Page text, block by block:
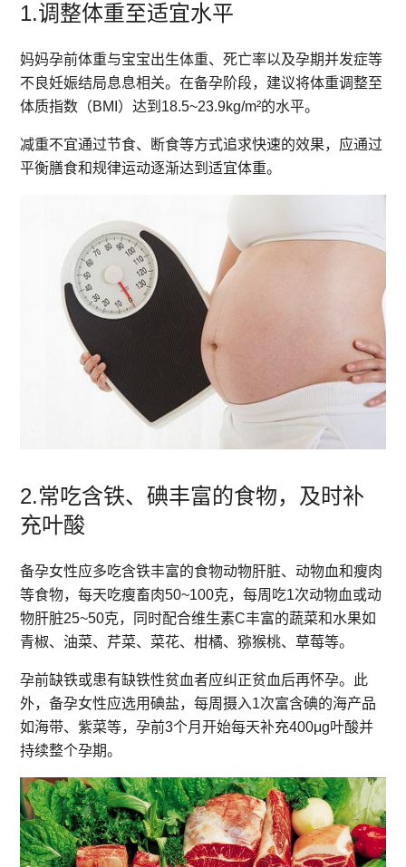
1.调整体重至适宜水平
妈妈孕前体重与宝宝出生体重、死亡率以及孕期并发症等
不良妊娠结局息息相关。在备孕阶段，建议将体重调整至
体质指数（BMI）达到18.5~23.9kg/m²的水平。
减重不宜通过节食、断食等方式追求快速的效果，应通过
平衡膳食和规律运动逐渐达到适宜体重。
2.常吃含铁、碘丰富的食物，及时补
充叶酸
备孕女性应多吃含铁丰富的食物动物肝脏、动物血和瘦肉
等食物，每天吃瘦畜肉50~100克，每周吃1次动物血或动
物肝脏25~50克，同时配合维生素C丰富的蔬菜和水果如
青椒、油菜、芹菜、菜花、柑橘、猕猴桃、草莓等。
孕前缺铁或患有缺铁性贫血者应纠正贫血后再怀孕。此
外，备孕女性应选用碘盐，每周摄入1次富含碘的海产品
如海带、紫菜等，孕前3个月开始每天补充400μg叶酸并
持续整个孕期。